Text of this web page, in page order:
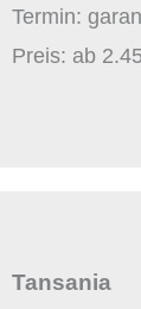
Termin:
Preis: ab
Tansania